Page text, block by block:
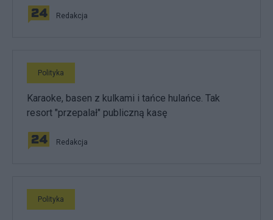
Redakcja
Polityka
Karaoke, basen z kulkami i tańce hulańce. Tak
resort "przepalał" publiczną kasę
Redakcja
Polityka